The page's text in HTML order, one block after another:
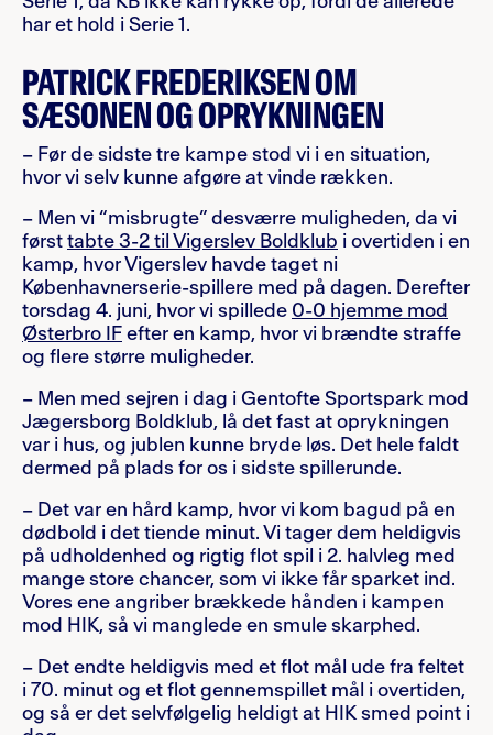
har et hold i Serie 1.
PATRICK FREDERIKSEN OM
SÆSONEN OG OPRYKNINGEN
– Før de sidste tre kampe stod vi i en situation,
hvor vi selv kunne afgøre at vinde rækken.
– Men vi “misbrugte” desværre muligheden, da vi
først tabte 3-2 til Vigerslev Boldklub i overtiden i en
kamp, hvor Vigerslev havde taget ni
Københavnerserie-spillere med på dagen. Derefter
torsdag 4. juni, hvor vi spillede 0-0 hjemme mod
Østerbro IF efter en kamp, hvor vi brændte straffe
og flere større muligheder.
– Men med sejren i dag i Gentofte Sportspark mod
Jægersborg Boldklub, lå det fast at oprykningen
var i hus, og jublen kunne bryde løs. Det hele faldt
dermed på plads for os i sidste spillerunde.
– Det var en hård kamp, hvor vi kom bagud på en
dødbold i det tiende minut. Vi tager dem heldigvis
på udholdenhed og rigtig flot spil i 2. halvleg med
mange store chancer, som vi ikke får sparket ind.
Vores ene angriber brækkede hånden i kampen
mod HIK, så vi manglede en smule skarphed.
– Det endte heldigvis med et flot mål ude fra feltet
i 70. minut og et flot gennemspillet mål i overtiden,
og så er det selvfølgelig heldigt at HIK smed point i